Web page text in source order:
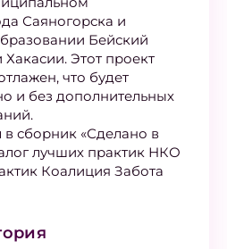
Саяногорска и
Бейский
Этот проект
что будет
и без дополнительных
сборник «Сделано в
лучших практик НКО
Коалиция Забота